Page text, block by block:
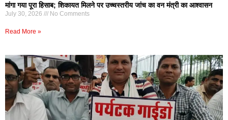
मांगा गया पूरा हिसाब; शिकायत मिलने पर उच्चस्तरीय जांच का वन मंत्री का आश्वासन
July 30, 2026 No Comments
Read More »